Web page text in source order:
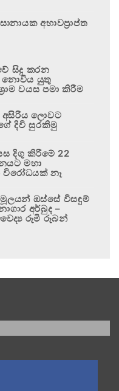
අභාවප්‍රාප්ත
සිදු කරන
නොවිය යුතු
වයස පමා කිරීම
අසිරිය ලොවට
දිවි සුරකිමු
දිගු කිරීමේ 22
මහා
නෑ
ඔස්සේ විසඳුම්
අර්බුද –
රූමි රූබන්